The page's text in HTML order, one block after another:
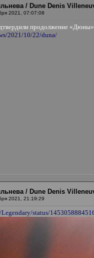
/ Dune Denis
2021, 07:07:08
продолжение «Дюны»
2021/10/22/duna/
/ Dune Denis
2021, 21:19:29
status/